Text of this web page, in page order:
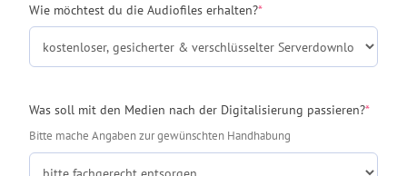
Wie möchtest du die Audiofiles erhalten?*(required)
Was soll mit den Medien nach der Digitalisierung passieren?*
Bitte mache Angaben zur gewünschten Handhabung